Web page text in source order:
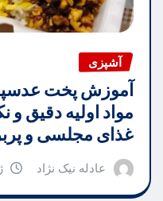
آشپزی
مواد اولیه دقیق
غذای مجلسی و
عادله نیک نژاد